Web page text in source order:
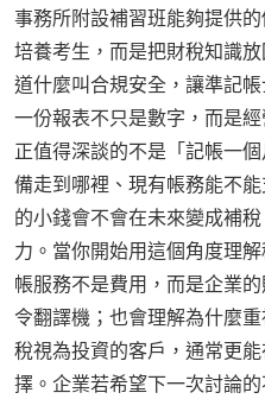
事務所附設補習班能夠提供
培養考生，而是把財稅知識
道什麼叫合規安全，讓準記
一份報表不只是數字，而是
正值得深談的不是「記帳一
備走到哪裡、現有帳務能不
的小錢會不會在未來變成補
力。當你開始用這個角度理
帳服務不是費用，而是企業
令翻譯機；也會理解為什麼
稅視為投資的客戶，通常更
擇。企業若希望下一次討論